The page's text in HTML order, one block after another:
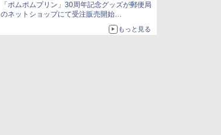
組分け帽子ドーナツなど見た目も楽しい商品が
登場
「ポムポムプリン」30周年記念グッズが郵便局
のネットショップにて受注販売開始
「おもちもちもちクッション」など今年だけの
もっと見る